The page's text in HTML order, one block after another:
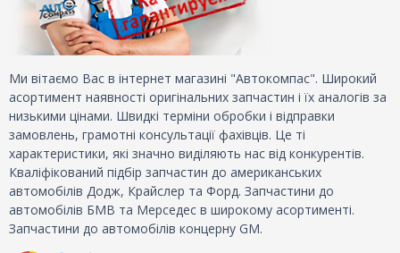
Ми вітаємо Вас в інтернет магазині "Автокомпас". Широкий
асортимент наявності оригінальних запчастин і їх аналогів за
низькими цінами. Швидкі терміни обробки і відправки
замовлень, грамотні консультації фахівців. Це ті
характеристики, які значно виділяють нас від конкурентів.
Кваліфікований підбір запчастин до американських
автомобілів Додж, Крайслер та Форд. Запчастини до
автомобілів БМВ та Мерседес в широкому асортименті.
Запчастини до автомобілів концерну GM.